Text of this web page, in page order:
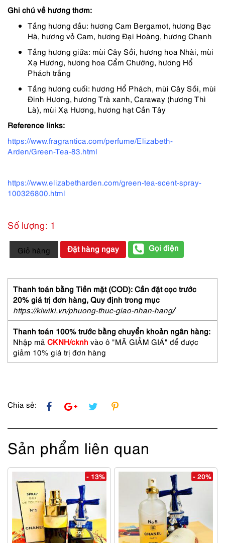
Ghi chú về hương thơm:
Tầng hương đầu: hương Cam Bergamot, hương Bạc
Hà, hương vỏ Cam, hương Đại Hoàng, hương Chanh
Tầng hương giữa: mùi Cây Sồi, hương hoa Nhài, mùi
Xạ Hương, hương hoa Cẩm Chướng, hương Hổ
Phách trắng
Tầng hương cuối: hương Hổ Phách, mùi Cây Sồi, mùi
Đinh Hương, hương Trà xanh, Caraway (hương Thì
Là), mùi Xạ Hương, hương hạt Cần Tây
Reference links:
https://www.fragrantica.com/perfume/Elizabeth-
Arden/Green-Tea-83.html
https://www.elizabetharden.com/green-tea-scent-spray-
100326800.html
Số lượng: 1
3044-
ELIZABETH
Green
tea
Scent
spray
50ml-
Nước
hoa
nữ-
Chưa
lượng
Giỏ hàng Đặt hàng ngay Gọi điện
Thanh toán bằng Tiền mặt (COD): Cần đặt cọc trước
20% giá trị đơn hàng, Quy định trong mục
https://kiwiki.vn/phuong-thuc-giao-nhan-hang/
Thanh toán 100% trước bằng chuyển khoản ngân hàng:
Nhập mã CKNH/cknh vào ô "MÃ GIẢM GIÁ" để được
giảm 10% giá trị đơn hàng
Chia sẻ:
Sản phẩm liên quan
- 13% - 20%